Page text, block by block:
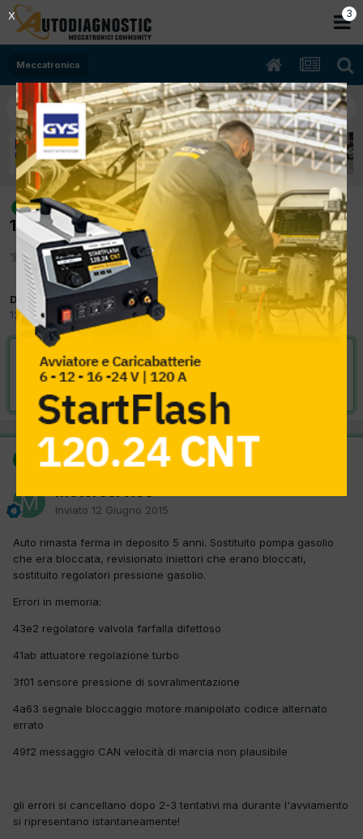
Meccatronica
risolto
[bmw 320d 06/2007 1995cc 204d4
120Kw Diesel] l'auto non parte
Da Motorservice
12 Giugno 2015 in Meccatronica
VAI ALLA SOLUZIONE
Risolta da Motorservice, 12 Giugno 2015
SOLUZIONE
Inviato 12 Giugno 2015
Auto rimasta ferma in deposito 5 anni. Sostituito pompa gasolio
che era bloccata, revisionato iniettori che erano bloccati,
sostituito regolatori pressione gasolio.
Errori in memoria:
43e2 regolatore valvola farfalla difettoso
41ab attuatore regolazione turbo
3f01 sensore pressione di sovralimentazione
4a63 segnale bloccaggio motore manipolato codice alternato
errato
49f2 messaggio CAN velocità di marcia non plausibile
gli errori si cancellano dopo 2-3 tentativi ma durante l'avviamento
si ripresentano istantaneamente!
2
X